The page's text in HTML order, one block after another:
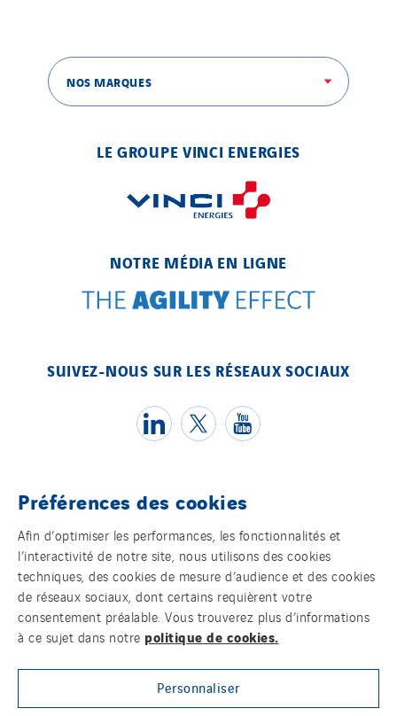
NOS MARQUES
LE GROUPE VINCI ENERGIES
NOTRE MÉDIA EN LIGNE
SUIVEZ-NOUS SUR LES RÉSEAUX SOCIAUX
Témoins
Mentions légales
Politique de confidentialité des données
Contact
Plan d’accessibilité 2026-2029 | Instech
Télécommunication – Axians Canada
Italy
Morocco
Nordic countries
Slovakia
Switzerland
United Kingdom
Préférences des cookies
Afin d’optimiser les performances, les fonctionnalités et
l’interactivité de notre site, nous utilisons des cookies
techniques, des cookies de mesure d’audience et des cookies
de réseaux sociaux, dont certains requièrent votre
consentement préalable. Vous trouverez plus d’informations
à ce sujet dans notre politique de cookies.
Personnaliser